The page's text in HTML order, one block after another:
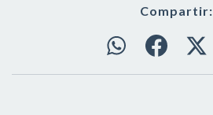
Compartir: